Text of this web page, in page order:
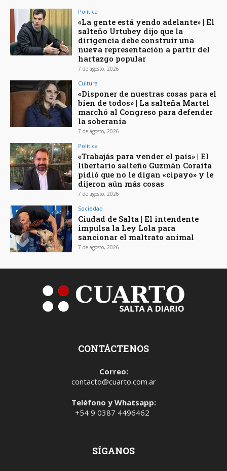
Política
«La gente está yendo adelante» | El
salteño Urtubey dijo que la
dirigencia debe construir una
nueva representación a partir del
hartazgo popular
7 de agosto, 2026
Cultura
«Disponer de nuestras cosas para el
bien de todos» | La salteña Martel
marchó al Congreso para defender
la soberanía
7 de agosto, 2026
Política
«Trabajás para vender el país» | El
libertario salteño Guzmán Coraita
pidió que no le digan «cipayo» y le
dijeron aún más cosas
7 de agosto, 2026
Sociedad
Ciudad de Salta | El intendente
impulsa la Ley Lola para
sancionar el maltrato animal
7 de agosto, 2026
CONTÁCTENOS
Correo:
contacto@cuarto.com.ar
Teléfono y Whatsapp:
+54 9 0387 4496462
SÍGANOS